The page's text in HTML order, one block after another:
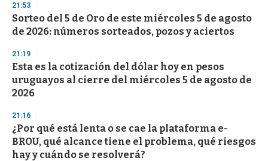
21:53
Sorteo del 5 de Oro de este miércoles 5 de agosto
de 2026: números sorteados, pozos y aciertos
21:19
Esta es la cotización del dólar hoy en pesos
uruguayos al cierre del miércoles 5 de agosto de
2026
21:16
¿Por qué está lenta o se cae la plataforma e-
BROU, qué alcance tiene el problema, qué riesgos
hay y cuándo se resolverá?